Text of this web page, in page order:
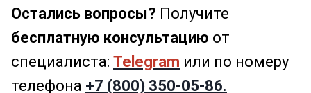
Остались вопросы? Получите
бесплатную консультацию от
специалиста: Telegram или по номеру
телефона +7 (800) 350-05-86.